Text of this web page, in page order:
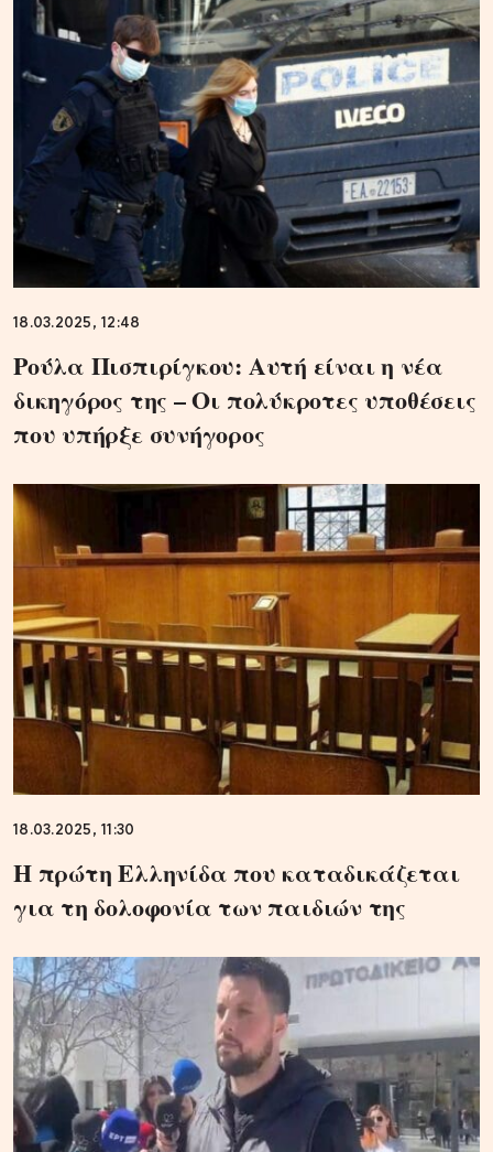
18.03.2025, 12:48
Ρούλα Πισπιρίγκου: Αυτή είναι η νέα
δικηγόρος της – Οι πολύκροτες υποθέσεις
που υπήρξε συνήγορος
18.03.2025, 11:30
Η πρώτη Ελληνίδα που καταδικάζεται
για τη δολοφονία των παιδιών της